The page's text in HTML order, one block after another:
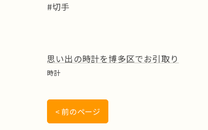
#切手
思い出の時計を博多区でお引取り
時計
< 前のページ